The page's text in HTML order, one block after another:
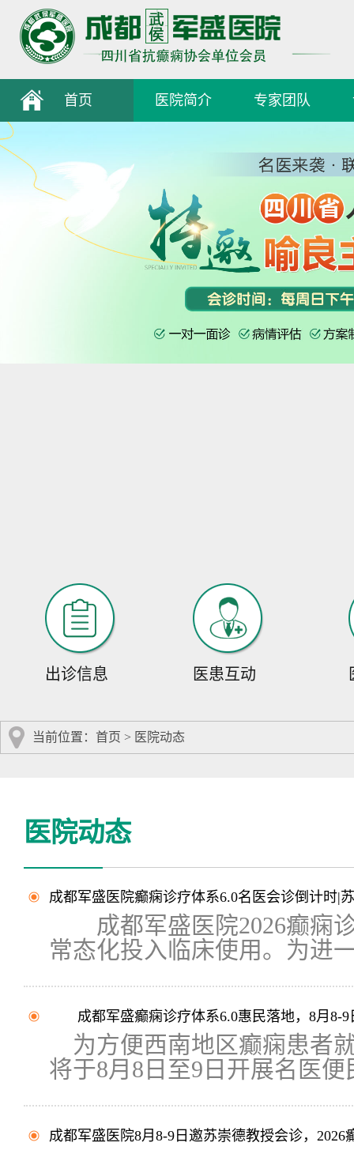
首页 医院简介 专家团队
出诊信息 医患互动
当前位置： 首页 > 医院动态
医院动态
成都军盛医院癫痫诊疗体系6.0名医会诊倒计时|
成都军盛医院2026癫痫诊
常态化投入临床使用。为进
成都军盛癫痫诊疗体系6.0惠民落地，8月8-9
为方便西南地区癫痫患者
将于8月8日至9日开展名医便
成都军盛医院8月8-9日邀苏崇德教授会诊，2026